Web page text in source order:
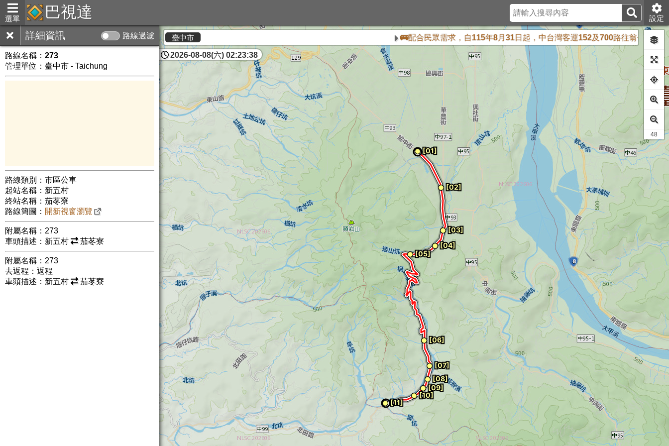
選單 巴視達 設定
詳細資訊 路線過濾
路線名稱： 273
管理單位：臺中市 - Taichung
路線類別：市區公車
起站名稱：新五村
終站名稱：茄苳寮
路線簡圖： 開新視窗瀏覽
附屬名稱：273
車頭描述：新五村
茄苳寮
附屬名稱：273
去返程：返程
車頭描述：新五村
茄苳寮
臺中市 🚌配合民眾需求，自115年8月31日起，中台灣客運152及700路往翁子方向改為停
2026-08-08(六) 02:23:39
41